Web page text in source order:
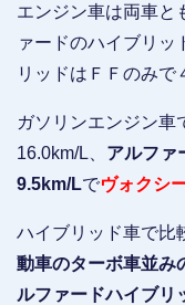
エンジン車は両車と
ァードのハイブリッ
リッドはＦＦのみで
ガソリンエンジン車
16.0km/L、 アルファ
9.5km/Lでヴォクシ
ハイブリッド車で比
動車のターボ車並み
ルファードハイブリ